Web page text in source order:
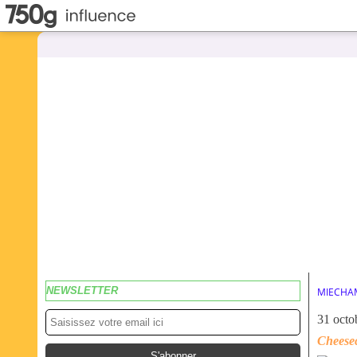
NEWSLETTER
31